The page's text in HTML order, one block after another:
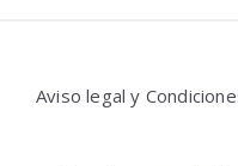
Aviso legal y